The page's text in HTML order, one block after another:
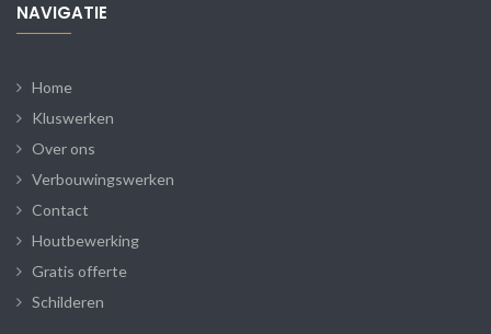
NAVIGATIE
Home
Kluswerken
Over ons
Verbouwingswerken
Contact
Houtbewerking
Gratis offerte
Schilderen